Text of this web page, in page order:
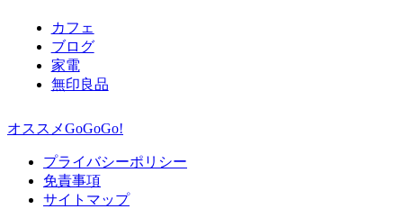
カフェ
ブログ
家電
無印良品
オススメGoGoGo!
プライバシーポリシー
免責事項
サイトマップ